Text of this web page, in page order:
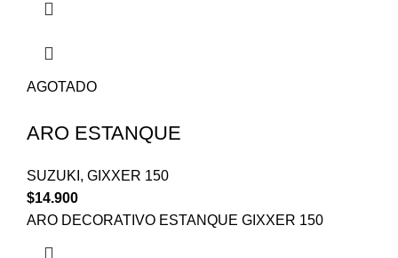
AGOTADO
ARO ESTANQUE
SUZUKI , GIXXER 150
$14.900
ARO DECORATIVO ESTANQUE GIXXER 150